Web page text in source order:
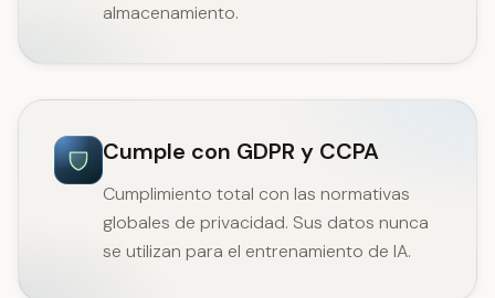
almacenamiento.
Cumple con GDPR y CCPA
Cumplimiento total con las normativas
globales de privacidad. Sus datos nunca
se utilizan para el entrenamiento de IA.